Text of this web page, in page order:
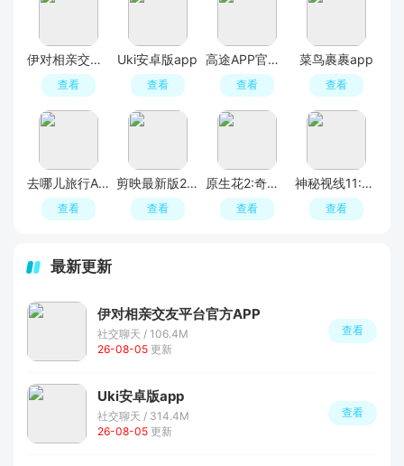
伊对相亲交友平台官方APP
查看
Uki安卓版app
查看
高途APP官方正版
查看
菜鸟裹裹app
查看
去哪儿旅行APP官方免费版
查看
剪映最新版2026手机版
查看
原生花2:奇幻旅程
查看
神秘视线11:惊悚秘林
查看
最新更新
伊对相亲交友平台官方APP
社交聊天 / 106.4M
26-08-05 更新
查看
Uki安卓版app
社交聊天 / 314.4M
26-08-05 更新
查看